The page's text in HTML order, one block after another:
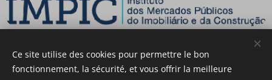
Ce site utilise des cookies pour permettre le bon
fonctionnement, la sécurité, et vous offrir la meilleure